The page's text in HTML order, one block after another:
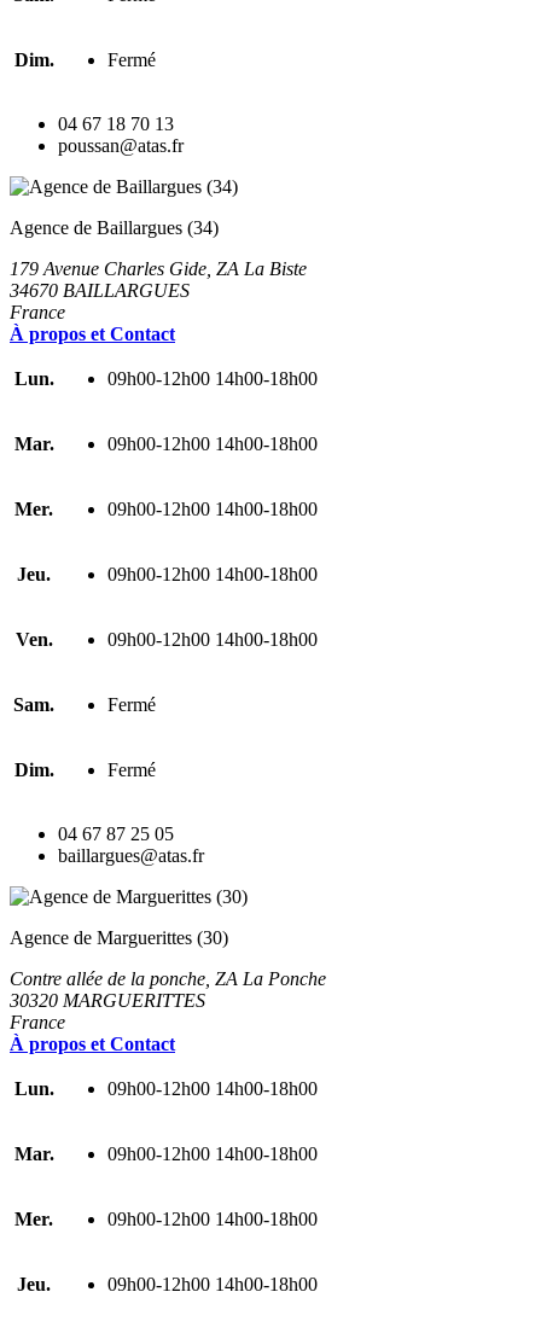
Dim. Fermé
04 67 18 70 13
poussan@atas.fr
Agence de Baillargues (34)
179 Avenue Charles Gide, ZA La Biste
34670 BAILLARGUES
France
À propos et Contact
Lun. 09h00-12h00 14h00-18h00
Mar. 09h00-12h00 14h00-18h00
Mer. 09h00-12h00 14h00-18h00
Jeu. 09h00-12h00 14h00-18h00
Ven. 09h00-12h00 14h00-18h00
Sam. Fermé
Dim. Fermé
04 67 87 25 05
baillargues@atas.fr
Agence de Marguerittes (30)
Contre allée de la ponche, ZA La Ponche
30320 MARGUERITTES
France
À propos et Contact
Lun. 09h00-12h00 14h00-18h00
Mar. 09h00-12h00 14h00-18h00
Mer. 09h00-12h00 14h00-18h00
Jeu. 09h00-12h00 14h00-18h00